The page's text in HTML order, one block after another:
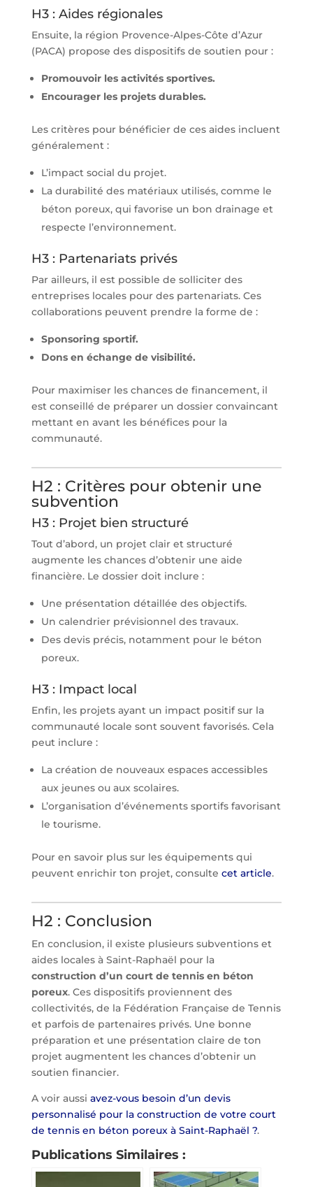
H3 : Aides régionales
Ensuite, la région Provence-Alpes-Côte d’Azur
(PACA) propose des dispositifs de soutien pour :
Promouvoir les activités sportives.
Encourager les projets durables.
Les critères pour bénéficier de ces aides incluent
généralement :
L’impact social du projet.
La durabilité des matériaux utilisés, comme le
béton poreux, qui favorise un bon drainage et
respecte l’environnement.
H3 : Partenariats privés
Par ailleurs, il est possible de solliciter des
entreprises locales pour des partenariats. Ces
collaborations peuvent prendre la forme de :
Sponsoring sportif.
Dons en échange de visibilité.
Pour maximiser les chances de financement, il
est conseillé de préparer un dossier convaincant
mettant en avant les bénéfices pour la
communauté.
H2 : Critères pour obtenir une
subvention
H3 : Projet bien structuré
Tout d’abord, un projet clair et structuré
augmente les chances d’obtenir une aide
financière. Le dossier doit inclure :
Une présentation détaillée des objectifs.
Un calendrier prévisionnel des travaux.
Des devis précis, notamment pour le béton
poreux.
H3 : Impact local
Enfin, les projets ayant un impact positif sur la
communauté locale sont souvent favorisés. Cela
peut inclure :
La création de nouveaux espaces accessibles
aux jeunes ou aux scolaires.
L’organisation d’événements sportifs favorisant
le tourisme.
Pour en savoir plus sur les équipements qui
peuvent enrichir ton projet, consulte cet article.
H2 : Conclusion
En conclusion, il existe plusieurs subventions et
aides locales à Saint-Raphaël pour la
construction d’un court de tennis en béton
poreux. Ces dispositifs proviennent des
collectivités, de la Fédération Française de Tennis
et parfois de partenaires privés. Une bonne
préparation et une présentation claire de ton
projet augmentent les chances d’obtenir un
soutien financier.
A voir aussi avez-vous besoin d’un devis
personnalisé pour la construction de votre court
de tennis en béton poreux à Saint-Raphaël ?.
Publications Similaires :